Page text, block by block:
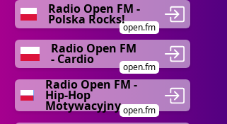
Radio Open FM -
Polska Rocks!
open.fm
Radio Open FM
- Cardio
open.fm
Radio Open FM -
Hip-Hop
Motywacyjnyopen.fm